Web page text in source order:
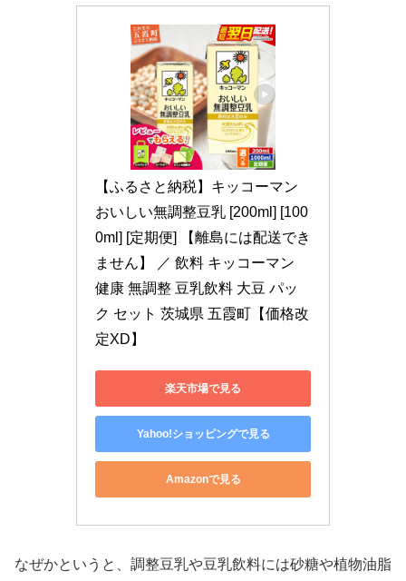
【ふるさと納税】キッコーマン
おいしい無調整豆乳 [200ml] [100
0ml] [定期便] 【離島には配送でき
ません】 ／ 飲料 キッコーマン
健康 無調整 豆乳飲料 大豆 パッ
ク セット 茨城県 五霞町【価格改
定XD】
楽天市場で見る
Yahoo!ショッピングで見る
Amazonで見る
なぜかというと、調整豆乳や豆乳飲料には砂糖や植物油脂